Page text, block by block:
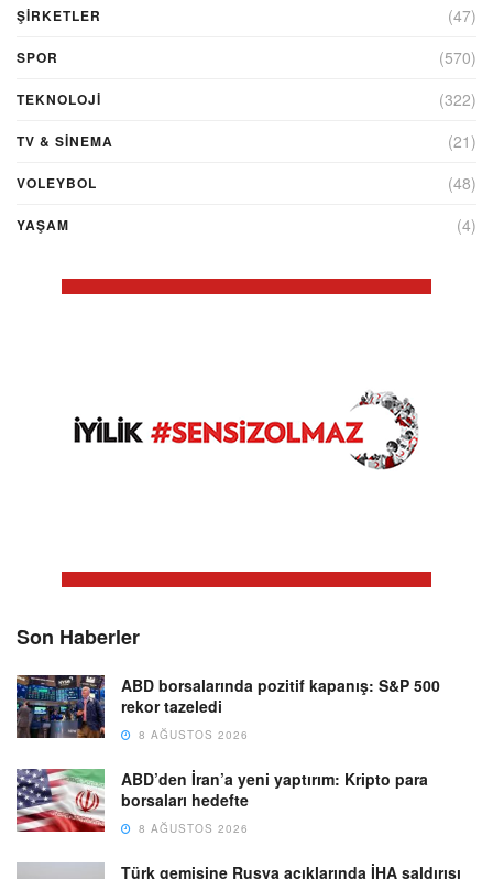
ŞIRKETLER (47)
SPOR (570)
TEKNOLOJİ (322)
TV & SINEMA (21)
VOLEYBOL (48)
YAŞAM (4)
Son Haberler
ABD borsalarında pozitif kapanış: S&P 500
rekor tazeledi
8 AĞUSTOS 2026
ABD’den İran’a yeni yaptırım: Kripto para
borsaları hedefte
8 AĞUSTOS 2026
Türk gemisine Rusya açıklarında İHA saldırısı